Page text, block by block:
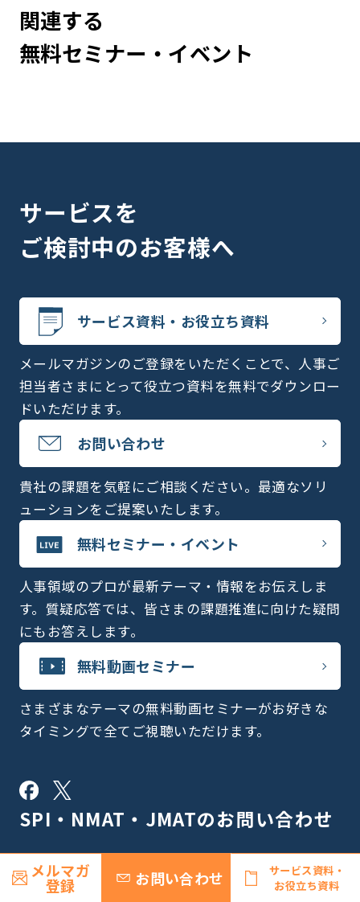
関連する
無料セミナー・イベント
サービスを
ご検討中のお客様へ
サービス資料・お役立ち資料
メールマガジンのご登録をいただくことで、人事ご
担当者さまにとって役立つ資料を無料でダウンロー
ドいただけます。
お問い合わせ
貴社の課題を気軽にご相談ください。最適なソリ
ューションをご提案いたします。
無料セミナー・イベント
人事領域のプロが最新テーマ・情報をお伝えしま
す。質疑応答では、皆さまの課題推進に向けた疑問
にもお答えします。
無料動画セミナー
さまざまなテーマの無料動画セミナーがお好きな
タイミングで全てご視聴いただけます。
SPI・NMAT・JMATのお問い合わせ
SPIのお問い合わせはこちら
NMAT・JMATのお問い合わせは こちら
メルマガ
登録 お問い合わせ
サービス資料・
お役立ち資料